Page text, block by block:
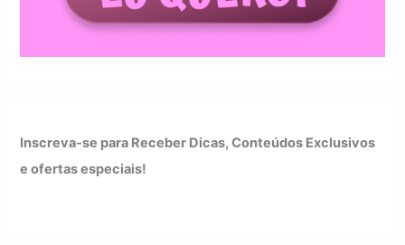
Inscreva-se para Receber Dicas, Conteúdos Exclusivos
e ofertas especiais!